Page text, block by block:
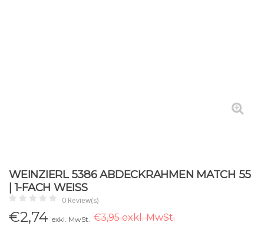
WEINZIERL 5386 ABDECKRAHMEN MATCH 55
| 1-FACH WEISS
0 Review(s)
€2,74 exkl. MwSt. €3,95 exkl. MwSt.